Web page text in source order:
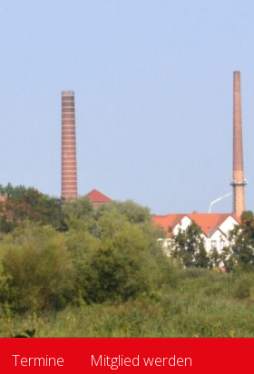
Termine Mitglied werden